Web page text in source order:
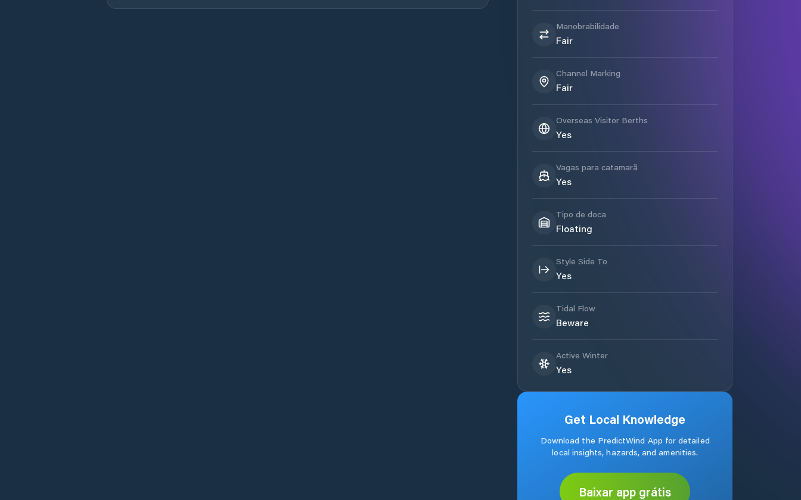
Manobrabilidade
Fair
Channel Marking
Fair
Overseas Visitor Berths
Yes
Vagas para catamarã
Yes
Tipo de doca
Floating
Style Side To
Yes
Tidal Flow
Beware
Active Winter
Yes
Get Local Knowledge
Download the PredictWind App for detailed
local insights, hazards, and amenities.
Baixar app grátis